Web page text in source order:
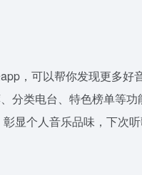
，可以帮你发现更多
分类电台、特色榜单等
显个人音乐品味，下次听